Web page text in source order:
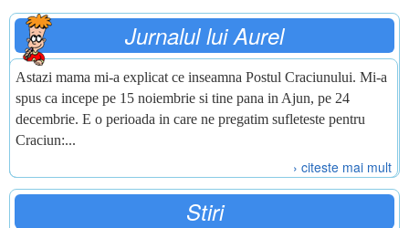
Jurnalul lui Aurel
Astazi mama mi-a explicat ce inseamna Postul Craciunului. Mi-a
spus ca incepe pe 15 noiembrie si tine pana in Ajun, pe 24
decembrie. E o perioada in care ne pregatim sufleteste pentru
Craciun:...
› citeste mai mult
Stiri